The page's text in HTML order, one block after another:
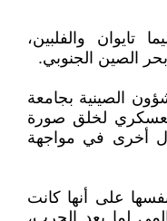
تايوان والفلبين،
الصين الجنوبي.
الصينية بجامعة
لخلق صورة
أخرى في مواجهة
على أنها كانت